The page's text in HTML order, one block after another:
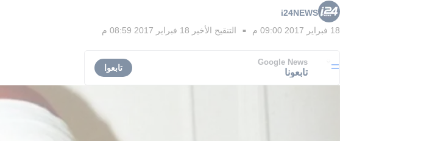
i24NEWS
18 فبراير 2017 09:00 م
■ التنقيح الأخير 18 فبراير 2017 08:59 م
Google News
تابعونا تابعوا